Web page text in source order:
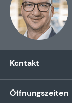
Kontakt
Öffnungszeiten